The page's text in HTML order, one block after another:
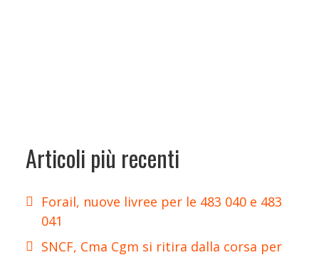
Articoli più recenti
Forail, nuove livree per le 483 040 e 483
041
SNCF, Cma Cgm si ritira dalla corsa per